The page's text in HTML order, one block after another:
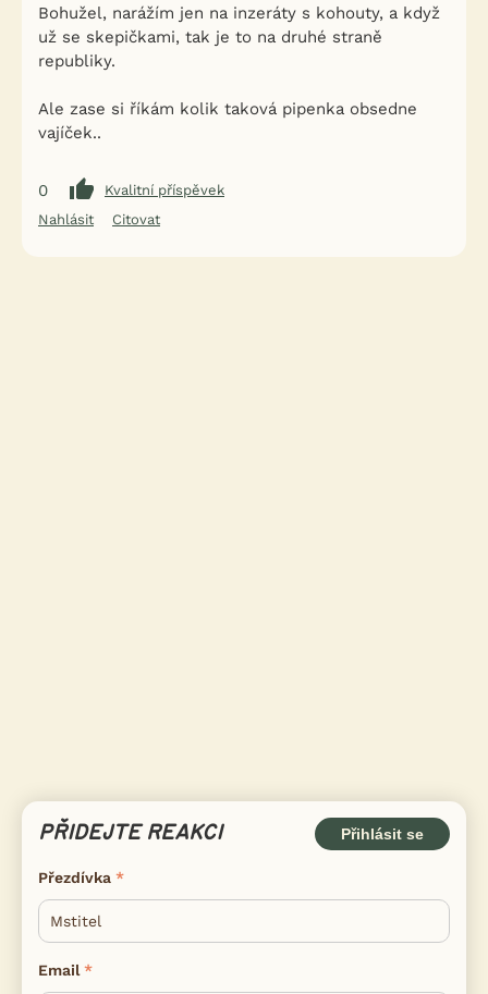
Bohužel, narážím jen na inzeráty s kohouty, a když
už se skepičkami, tak je to na druhé straně
republiky.
Ale zase si říkám kolik taková pipenka obsedne
vajíček..
0
Kvalitní příspěvek
Nahlásit
Citovat
PŘIDEJTE REAKCI Přihlásit se
Přezdívka
Email